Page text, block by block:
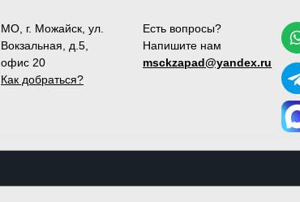
МО, г. Можайск, ул.
Вокзальная, д.5,
офис 20
Как добраться?
Есть вопросы?
Напишите нам
msckzapad@yandex.ru